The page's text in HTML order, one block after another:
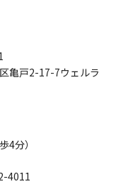
亀戸2-17-7ウェルラ
4分）
4011